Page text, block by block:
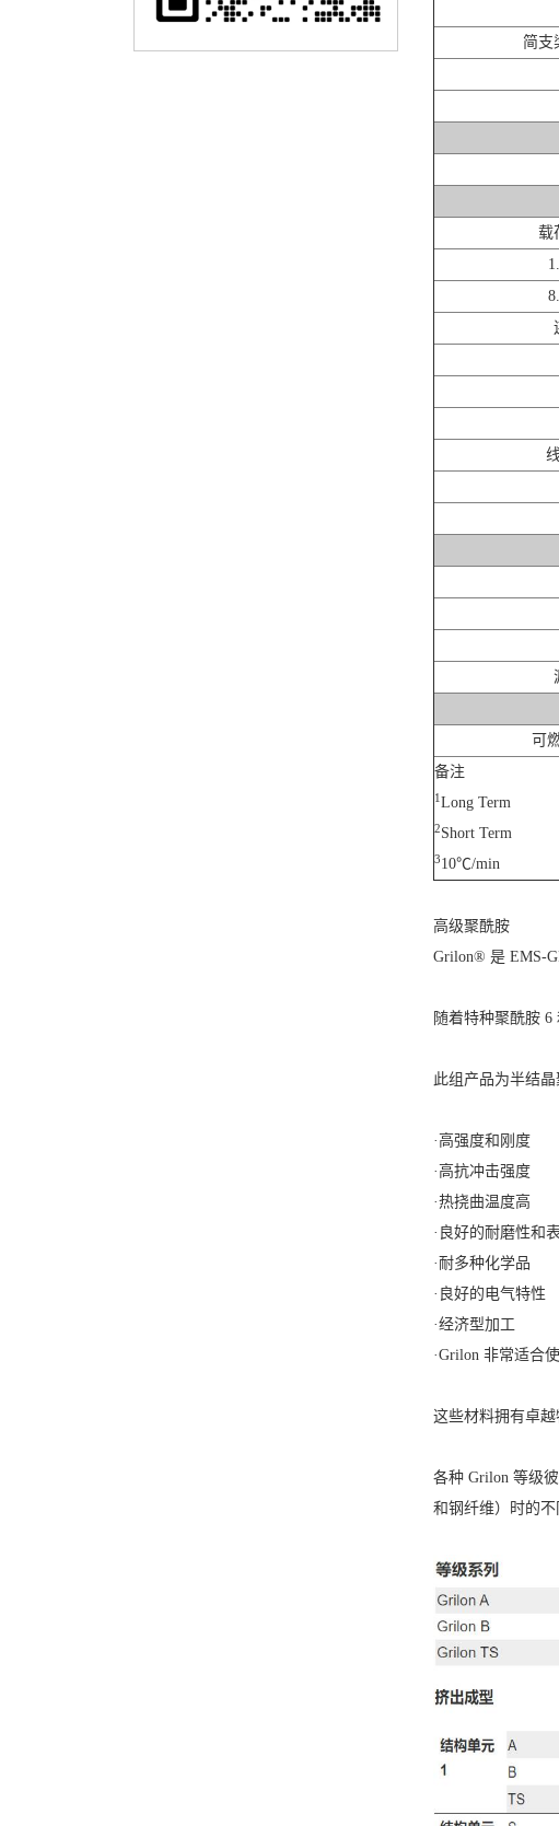
简支
载
可
备注
1 Long Term
2Short Term
310℃/min
高级聚酰胺
Grilon® 是 EMS-
随着特种聚酰胺 6
此组产品为半结晶
·高强度和刚度
·高抗冲击强度
·热挠曲温度高
·良好的耐磨性和
·耐多种化学品
·良好的电气特性
·经济型加工
·Grilon 非常适合
这些材料拥有卓
各种 Grilon 等级
和钢纤维）时的不